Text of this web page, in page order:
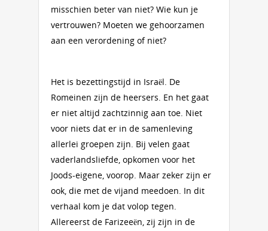
misschien beter van niet? Wie kun je
vertrouwen? Moeten we gehoorzamen
aan een verordening of niet?
Het is bezettingstijd in Israël. De
Romeinen zijn de heersers. En het gaat
er niet altijd zachtzinnig aan toe. Niet
voor niets dat er in de samenleving
allerlei groepen zijn. Bij velen gaat
vaderlandsliefde, opkomen voor het
Joods-eigene, voorop. Maar zeker zijn er
ook, die met de vijand meedoen. In dit
verhaal kom je dat volop tegen.
Allereerst de Farizeeën, zij zijn in de